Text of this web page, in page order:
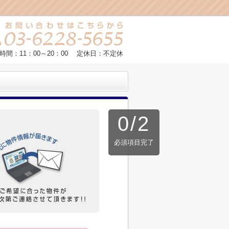
間：11：00～20：00 定休日：不定休
0/2
必須項目完了